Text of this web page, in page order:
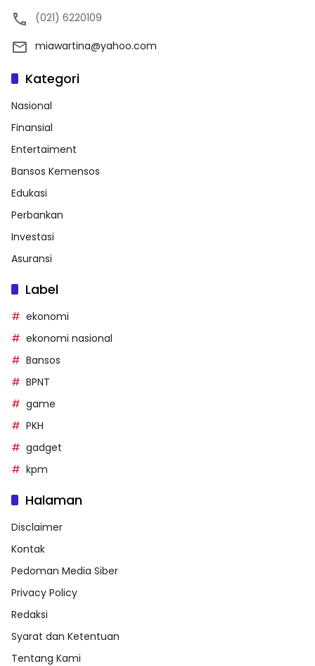
(021) 6220109
miawartina@yahoo.com
Kategori
Nasional
Finansial
Entertaiment
Bansos Kemensos
Edukasi
Perbankan
Investasi
Asuransi
Label
ekonomi
ekonomi nasional
Bansos
BPNT
game
PKH
gadget
kpm
Halaman
Disclaimer
Kontak
Pedoman Media Siber
Privacy Policy
Redaksi
Syarat dan Ketentuan
Tentang Kami